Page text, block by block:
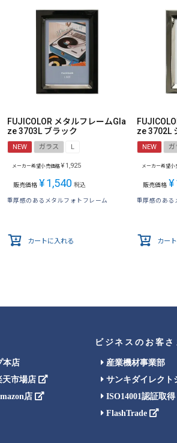
FUJICOLOR メタルフレームGla
ze 3703L ブラック
NEW ガラス L
メーカー希望小売価格 ¥ 1,925
販売価格 ¥1,540 税込
重厚感のあるメタルフォトフレーム
カートに入れる
ze 3702L
NEW ガ
メーカー希望小
販売価格 ¥
重厚感のある
カー
本店
天市場店
店
ビジネスのお客さ
産業機材事業部
サンキダイレクト
ISO14001認証取得
FlashTrade